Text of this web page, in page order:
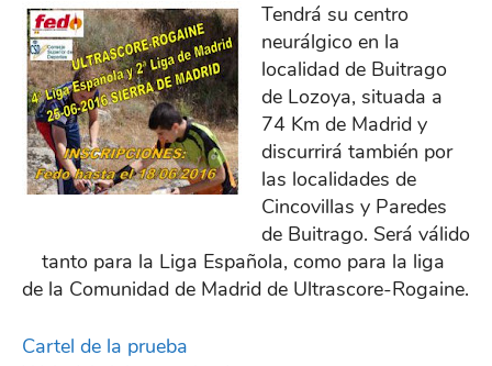
Tendrá su centro
neurálgico en la
localidad de Buitrago
de Lozoya, situada a
74 Km de Madrid y
discurrirá también por
las localidades de
Cincovillas y Paredes
de Buitrago. Será válido
tanto para la Liga Española, como para la liga
de la Comunidad de Madrid de Ultrascore-Rogaine.
Cartel de la prueba